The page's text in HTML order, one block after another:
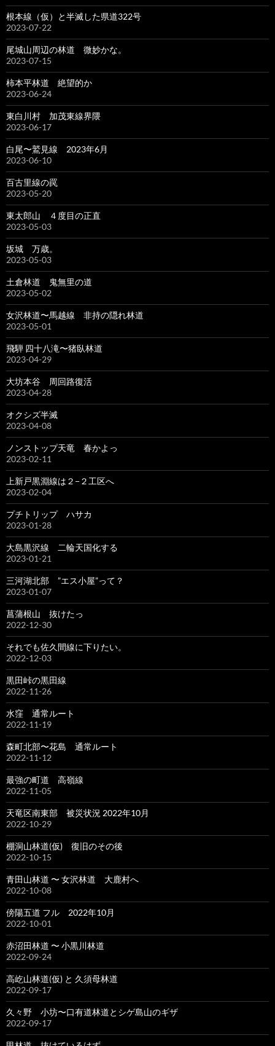
根本線（仮）と半滅した県道322号
2023-07-22
尾城山周辺の林道 微妙かな。
2023-07-15
柿本平林道 絶望的か
2023-06-24
東白川村 加茂東線界隈
2023-06-17
白尾〜鷲見線 2023年6月
2023-06-10
百古里線の罠
2023-05-20
東太郎山 ４度目の正直
2023-05-03
坂城 万歳。
2023-05-03
土倉林道 鬼無里の道
2023-05-02
女沢林道〜馬越線 非持の隠れ林道
2023-05-01
飛騨 四十八滝〜猪臥林道
2023-04-29
大坊本谷 周回路復活
2023-04-28
オクシズ半滅
2023-04-08
ノンストップ天竜 春かよっ
2023-02-11
上新戸黒淵線は２−２工区へ
2023-02-04
プチトリップ ハサカ
2023-01-28
大島黒沢線 二輪天国化する
2023-01-21
三河湖北部 ”エス小屋”って？
2023-01-07
菖蒲根山 抜けたっ
2022-12-30
それでも佐久間線に下りたい。
2022-12-03
黒田峠の黒田線
2022-11-26
水窪 通常ルート
2022-11-19
森町北部〜花島 通常ルート
2022-11-12
最強の町道 高嶺線
2022-11-05
天竜区南東部 被災状況 2022年10月
2022-10-29
棚洞山林道(仮) 復旧のその後
2022-10-15
青田山林道 〜 女沢林道 大鹿村へ
2022-10-08
傍陽五道 フル 2022年10月
2022-10-01
赤沼田林道 〜 小黒川林道
2022-09-24
高屹山林道(仮) と 久須母林道
2022-09-17
久々野 小坊〜口有道林道とシゲ島山のギザ
2022-09-17